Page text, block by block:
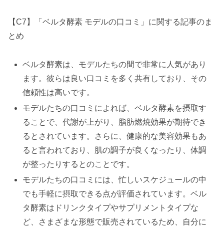
【C7】「ベルタ酵素 モデルの口コミ」に関する記事のま
とめ
ベルタ酵素は、モデルたちの間で非常に人気があり
ます。彼らは良い口コミを多く共有しており、その
信頼性は高いです。
モデルたちの口コミによれば、ベルタ酵素を摂取す
ることで、代謝が上がり、脂肪燃焼効果が期待でき
るとされています。さらに、健康的な美容効果もあ
ると言われており、肌の調子が良くなったり、体調
が整ったりするとのことです。
モデルたちの口コミには、忙しいスケジュールの中
でも手軽に摂取できる点が評価されています。ベル
タ酵素はドリンクタイプやサプリメントタイプな
ど、さまざまな形態で販売されているため、自分に